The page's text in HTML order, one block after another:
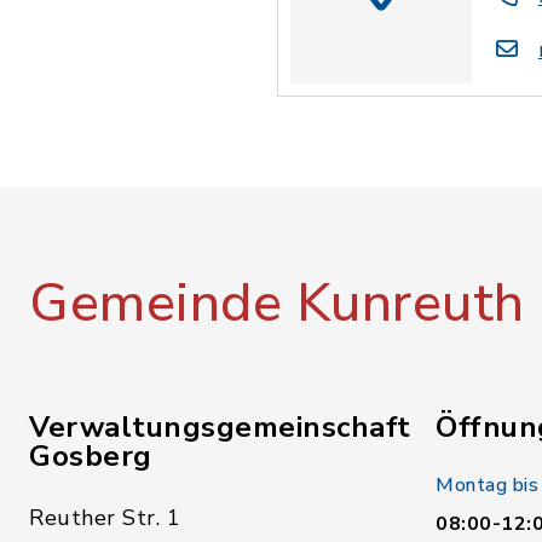
Gemeinde Kunreuth
Verwaltungsgemeinschaft
Gosberg
Reuther Str. 1
Montag
08:00-